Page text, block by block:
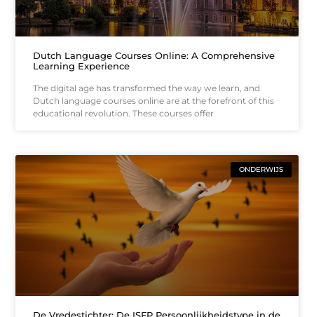
Dutch Language Courses Online: A Comprehensive
Learning Experience
The digital age has transformed the way we learn, and
Dutch language courses online are at the forefront of this
educational revolution. These courses offer
ONDERWIJS